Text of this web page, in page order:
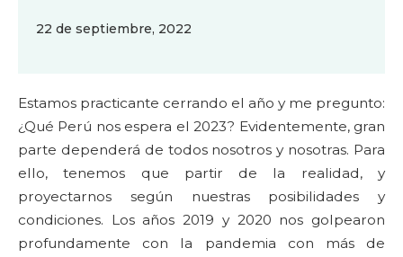
22 de septiembre, 2022
Estamos practicante cerrando el año y me pregunto:
¿Qué Perú nos espera el 2023? Evidentemente, gran
parte dependerá de todos nosotros y nosotras. Para
ello, tenemos que partir de la realidad, y
proyectarnos según nuestras posibilidades y
condiciones. Los años 2019 y 2020 nos golpearon
profundamente con la pandemia con más de